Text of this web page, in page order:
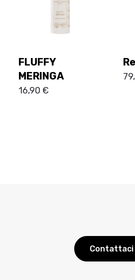
FLUFFY
MERINGA
16,90€
Contattaci